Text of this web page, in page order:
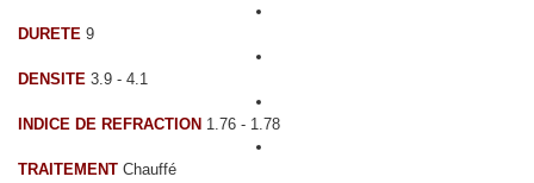
DURETE 9
DENSITE 3.9 - 4.1
INDICE DE REFRACTION 1.76 - 1.78
TRAITEMENT Chauffé